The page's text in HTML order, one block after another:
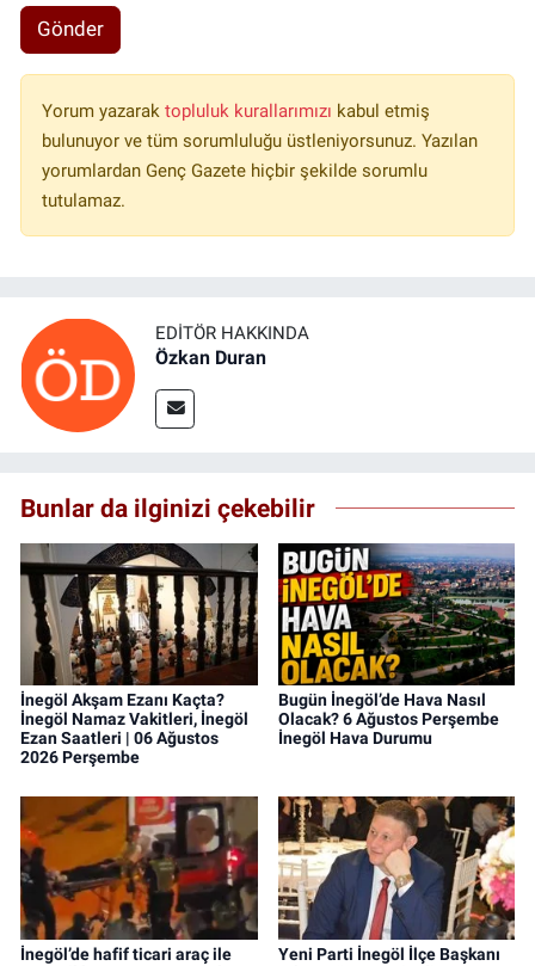
Gönder
Yorum yazarak topluluk kurallarımızı kabul etmiş
bulunuyor ve tüm sorumluluğu üstleniyorsunuz. Yazılan
yorumlardan Genç Gazete hiçbir şekilde sorumlu
tutulamaz.
EDITÖR HAKKINDA
Özkan Duran
Bunlar da ilginizi çekebilir
İnegöl Akşam Ezanı Kaçta?
İnegöl Namaz Vakitleri, İnegöl
Ezan Saatleri | 06 Ağustos
2026 Perşembe
Bugün İnegöl’de Hava Nasıl
Olacak? 6 Ağustos Perşembe
İnegöl Hava Durumu
İnegöl’de hafif ticari araç ile
Yeni Parti İnegöl İlçe Başkanı